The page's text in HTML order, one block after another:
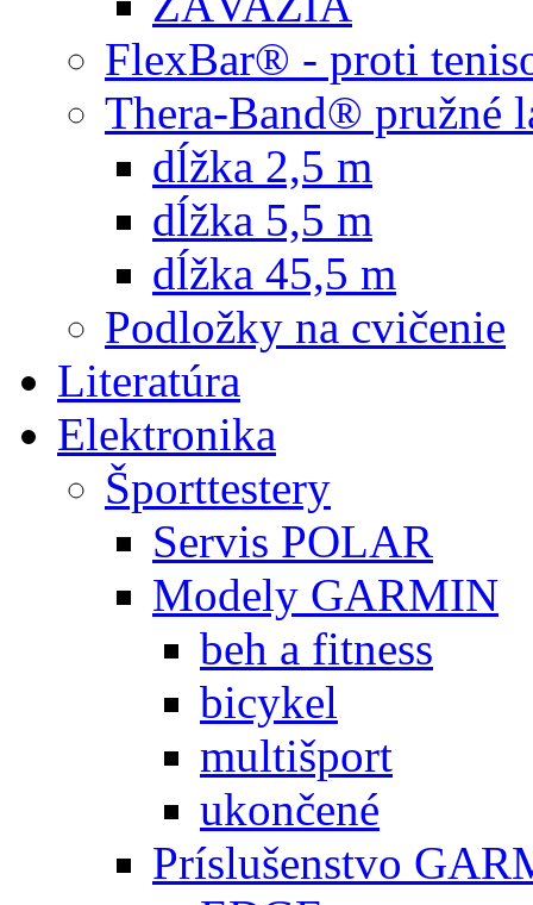
FlexBar® - proti
Thera-Band® pružné
dĺžka 2,5 m
dĺžka 5,5 m
dĺžka 45,5 m
Podložky na cvičenie
Literatúra
Elektronika
Športtestery
Servis POLAR
Modely GARMIN
beh a fitness
bicykel
multišport
ukončené
Príslušenstvo